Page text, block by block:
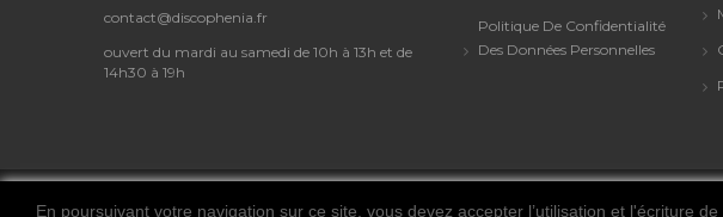
contact@discophenia.fr
ouvert du mardi au samedi de 10h à 13h et de
14h30 à 19h
Politique De Confidentialité
Des Données Personnelles
En poursuivant votre navigation sur ce site, vous devez accepter l’utilisation et l'écriture